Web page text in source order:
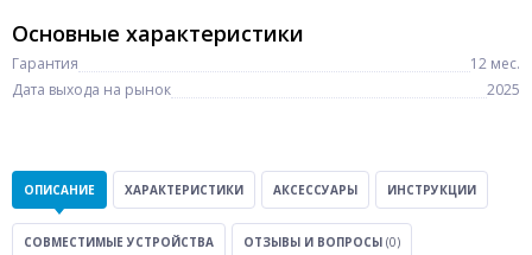
Основные характеристики
Гарантия
12 мес.
Дата выхода на рынок
2025
ОПИСАНИЕ ХАРАКТЕРИСТИКИ АКСЕССУАРЫ ИНСТРУКЦИИ
СОВМЕСТИМЫЕ УСТРОЙСТВА ОТЗЫВЫ И ВОПРОСЫ (0)